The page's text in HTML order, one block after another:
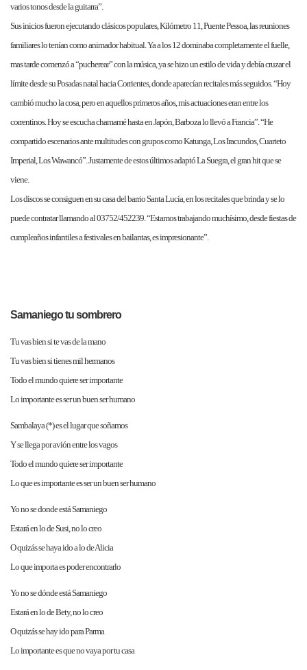
varios tonos desde la guitarra”.
Sus inicios fueron ejecutando clásicos populares, Kilómetro 11, Puente Pessoa, las reuniones
familiares lo tenían como animador habitual. Ya a los 12 dominaba completamente el fuelle,
mas tarde comenzó a “pucherear” con la música, ya se hizo un estilo de vida y debía cruzar el
límite desde su Posadas natal hacia Corrientes, donde aparecían recitales más seguidos. “Hoy
cambió mucho la cosa, pero en aquellos primeros años, mis actuaciones eran entre los
correntinos. Hoy se escucha chamamé hasta en Japón, Barboza lo llevó a Francia”. “He
compartido escenarios ante multitudes con grupos como Katunga, Los Iracundos, Cuarteto
Imperial, Los Wawancó”. Justamente de estos últimos adaptó La Suegra, el gran hit que se
viene.
Los discos se consiguen en su casa del barrio Santa Lucía, en los recitales que brinda y se lo
puede contratar llamando al 03752/452239. “Estamos trabajando muchísimo, desde fiestas de
cumpleaños infantiles a festivales en bailantas, es impresionante”.
Samaniego tu sombrero
Tu vas bien si te vas de la mano
Tu vas bien si tienes mil hermanos
Todo el mundo quiere ser importante
Lo importante es ser un buen ser humano
Sambalaya (*) es el lugar que soñamos
Y se llega por avión entre los vagos
Todo el mundo quiere ser importante
Lo que es importante es ser un buen ser humano
Yo no se donde está Samaniego
Estará en lo de Susi, no lo creo
O quizás se haya ido a lo de Alicia
Lo que importa es poder encontrarlo
Yo no se dónde está Samaniego
Estará en lo de Bety, no lo creo
O quizás se hay ido para Parma
Lo importante es que no vaya por tu casa